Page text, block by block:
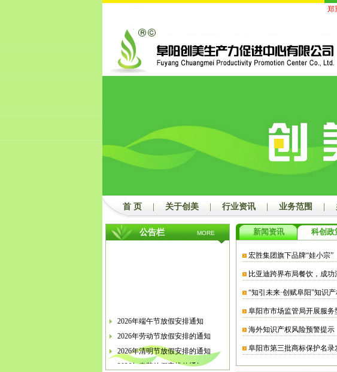
郑重
首 页 关于创美 行业资讯 业务范围
公告栏 MORE
2026年端午节放假安排通知
2026年劳动节放假安排的通知
2026年清明节放假安排的通知
2026年春节放假安排的通知
新闻资讯 科创政
宏胜集团旗下品牌“娃小宗”
比亚迪跨界布局餐饮，成功
“知引未来·创赋阜阳”知识
阜阳市市场监管局开展服
海外知识产权风险预警提示
阜阳市第三批商标保护名录